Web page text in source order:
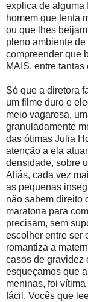
explica de alguma
homem que tenta
ou que lhes
pleno ambiente
compreender que
MAIS, entre
Só que a diretora
um filme duro e
meio vagarosa,
granuladamente
das ótimas Julia
atenção a ela
densidade, sobre
Aliás, cada vez
as pequenas
não sabem direito
maratona para
precisam, sem
escolher entre ser
romantiza a
casos de gravidez
esqueçamos que
meninas, foi
fácil. Vocês que